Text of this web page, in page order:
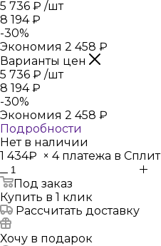
5 736 ₽ /шт
8 194₽
-30%
Экономия 2 458 ₽
Варианты цен
5 736 ₽ /шт
8 194₽
-30%
Экономия 2 458 ₽
Подробности
Нет в наличии
1 434₽ × 4 платежа в Сплит
Под заказ
Купить в 1 клик
Рассчитать доставку
Хочу в подарок